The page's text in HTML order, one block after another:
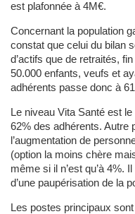
est plafonnée à 4M€.
Concernant la population
constat que celui du bilan
d’actifs que de retraités,
50.000 enfants, veufs et
adhérents passe donc à
Le niveau Vita Santé est
62% des adhérents. Autre
l’augmentation de
(option la moins chère
même si il n’est qu’à 4%.
d’une paupérisation de la
Les postes principaux